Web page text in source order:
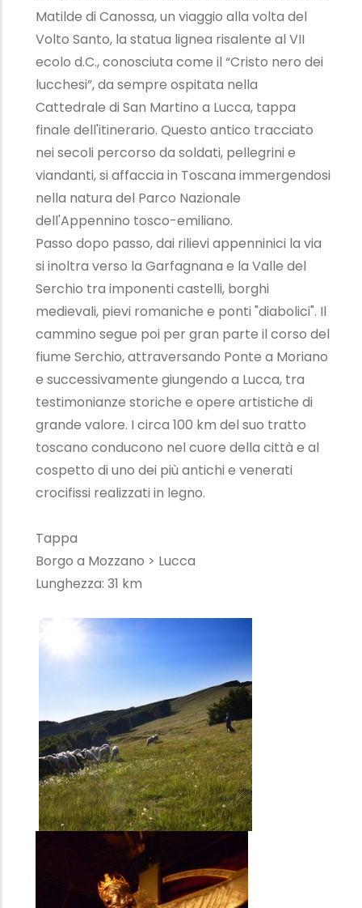
Matilde di Canossa, un viaggio alla volta del
Volto Santo, la statua lignea risalente al VII
ecolo d.C., conosciuta come il “Cristo nero dei
lucchesi”, da sempre ospitata nella
Cattedrale di San Martino a Lucca, tappa
finale dell'itinerario. Questo antico tracciato
nei secoli percorso da soldati, pellegrini e
viandanti, si affaccia in Toscana immergendosi
nella natura del Parco Nazionale
dell'Appennino tosco-emiliano.
Passo dopo passo, dai rilievi appenninici la via
si inoltra verso la Garfagnana e la Valle del
Serchio tra imponenti castelli, borghi
medievali, pievi romaniche e ponti "diabolici". Il
cammino segue poi per gran parte il corso del
fiume Serchio, attraversando Ponte a Moriano
e successivamente giungendo a Lucca, tra
testimonianze storiche e opere artistiche di
grande valore. I circa 100 km del suo tratto
toscano conducono nel cuore della città e al
cospetto di uno dei più antichi e venerati
crocifissi realizzati in legno.
Tappa
Borgo a Mozzano > Lucca
Lunghezza: 31 km